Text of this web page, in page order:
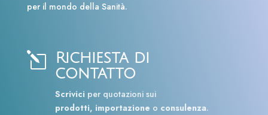
per il mondo della Sanità.
l
Richiesta di
contatto
Scrivici per quotazioni sui
prodotti, importazione o consulenza.